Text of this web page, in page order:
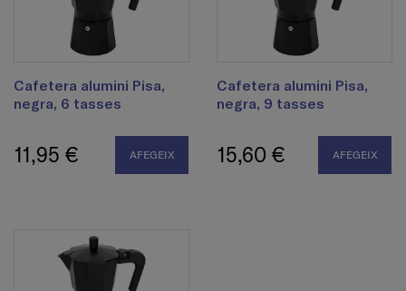
Cafetera alumini Pisa,
negra, 6 tasses
11,95 € AFEGEIX
Cafetera alumini Pisa,
negra, 9 tasses
15,60 € AFEGEIX